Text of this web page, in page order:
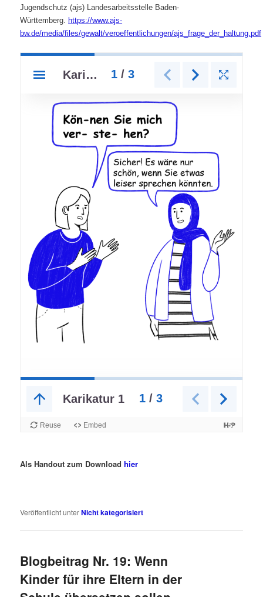
Jugendschutz (ajs) Landesarbeitsstelle Baden-
Württemberg. https://www.ajs-
bw.de/media/files/gewalt/veroeffentlichungen/ajs_frage_der_haltung.pdf
Als Handout zum Downloadhier
Veröffentlicht unterNicht kategorisiert
Blogbeitrag Nr. 19: Wenn
Kinder für ihre Eltern in der